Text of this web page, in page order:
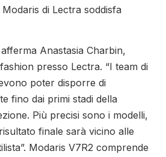
di Lectra soddisfa
Anastasia Charbin,
presso Lectra. “I team di
poter disporre di
fino dai primi stadi della
Più precisi sono i modelli,
finale sarà vicino alle
Modaris V7R2 comprende